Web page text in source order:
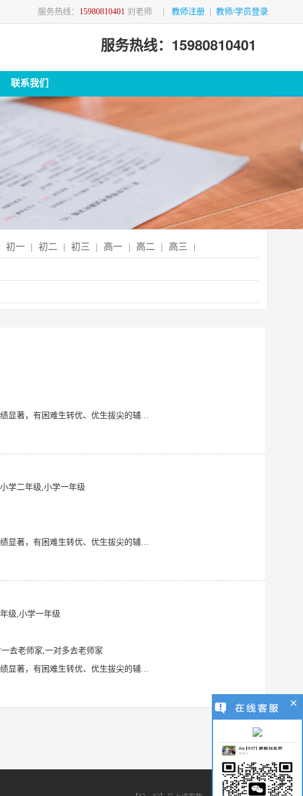
服务热线： 15980810401 刘老师 教师注册 教师/学员登录
服务热线：15980810401
联系我们
初一 | 初二 | 初三 | 高一 | 高二 | 高三 |
本人接受正规专业训练，具备规范、扎实的基本功。 从事家教工作多年，教学成绩显著，有困难生转优、优生拔尖的辅导方法，迅速提高学生的学习成绩，家教效果明显。热心为学生服务，为家长排忧解难。 亲和力佳，是一个很有耐心，并且脾气很好的人，但是在辅导孩子家教的时
学二年级,小学一年级
本人接受正规专业训练，具备规范、扎实的基本功。 从事家教工作多年，教学成绩显著，有困难生转优、优生拔尖的辅导方法，迅速提高学生的学习成绩，家教效果明显。热心为学生服务，为家长排忧解难。 亲和力佳，是一个很有耐心，并且脾气很好的人，但是在辅导孩子家教的时
级,小学一年级
去老师家,一对多去老师家
本人接受正规专业训练，具备规范、扎实的基本功。 从事家教工作多年，教学成绩显著，有困难生转优、优生拔尖的辅导方法，迅速提高学生的学习成绩，家教效果明显。热心为学生服务，为家长排忧解难。 亲和力佳，是一个很有耐心，并且脾气很好的人，但是在辅导孩子家教的时